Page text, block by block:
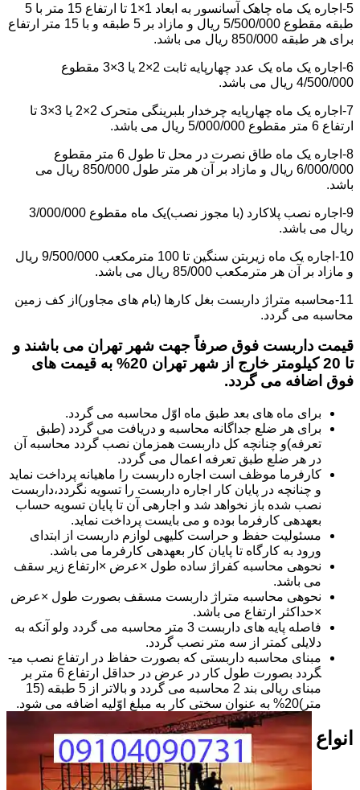
5-اجاره یک ماه چاهک آسانسور به ابعاد 1×1 تا ارتفاع 15 متر با 5
طبقه مقطوع 5/500/000 ریال و مازاد بر 5 طبقه و با 15 متر ارتفاع
برای هر طبقه 850/000 ریال می باشد.
6-اجاره یک ماه یک عدد چهارپایه ثابت 2×2 یا 3×3 مقطوع
4/500/000 ریال می باشد.
7-اجاره یک ماه چهارپایه چرخدار بلبرینگی متحرک 2×2 یا 3×3 تا
ارتفاع 6 متر مقطوع 5/000/000 ریال می باشد.
8-اجاره یک ماه طاق نصرت در محل تا طول 6 متر مقطوع
6/000/000 ریال و مازاد بر آن هر متر طول 850/000 ریال می
باشد.
9-اجاره نصب پلاکارد (با مجوز نصب)یک ماه مقطوع 3/000/000
ریال می باشد.
10-اجاره یک ماه زیربتن سنگین تا 100 مترمکعب 9/500/000 ریال
و مازاد بر آن هر مترمکعب 85/000 ریال می باشد.
11-محاسبه متراژ داربست بغل کارها (بام های مجاور)از کف زمین
محاسبه می گردد.
قیمت داربست فوق صرفاً جهت شهر تهران می باشند و
تا 20 کیلومتر خارج از شهر تهران 20% به قیمت های
فوق اضافه می گردد.
برای ماه های بعد طبق ماه اوّل محاسبه می گردد.
برای هر ضلع جداگانه محاسبه و دریافت می گردد (طبق
تعرفه)و چنانچه کل داربست همزمان نصب گردد محاسبه آن
در هر ضلع طبق تعرفه اعمال می گردد.
کارفرما موظف است اجاره داربست را ماهیانه پرداخت نماید
و چنانچه در پایان کار اجاره داربست را تسویه نگردد،داربست
نصب شده باز نخواهد شد و اجاره­ی آن تا پایان تسویه حساب
بعهده­ی کارفرما بوده و می بایست پرداخت نماید.
مسئولیت حفظ و حراست کلیه­ی لوازم داربست از ابتدای
ورود به کارگاه تا پایان کار بعهده­ی کارفرما می باشد.
نحوه­ی محاسبه کفراژ ساده طول ×عرض ×ارتفاع زیر سقف
می باشد.
نحوه­ی محاسبه متراژ داربست مسقف بصورت طول ×عرض
×حداکثر ارتفاع می باشد.
فاصله پایه های داربست 3 متر محاسبه می گردد ولو آنکه به
دلایلی کمتر از سه متر نصب گردد.
مبنای محاسبه داربستی که بصورت حفاظ در ارتفاع نصب می­
گردد بصورت طول کار در عرض در حداقل ارتفاع 6 متر بر
مبنای ریالی بند 2 محاسبه می گردد و بالاتر از 5 طبقه (15
متر)20% به عنوان سختی کار به مبلغ اوّلیه اضافه می شود.
انواع